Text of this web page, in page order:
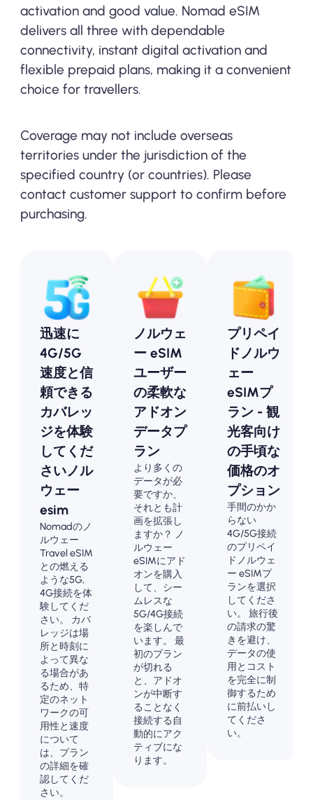
activation and good value. Nomad eSIM
delivers all three with dependable
connectivity, instant digital activation and
flexible prepaid plans, making it a convenient
choice for travellers.
Coverage may not include overseas
territories under the jurisdiction of the
specified country (or countries). Please
contact customer support to confirm before
purchasing.
迅速に
4G/5G
速度と信
頼できる
カバレッ
ジを体験
してくだ
さいノル
ウェー
esim
Nomadのノ
ルウェー
Travel eSIM
との燃える
ような5G,
4G接続を体
験してくだ
さい。 カバ
レッジは場
所と時刻に
よって異な
る場合があ
るため、特
定のネット
ワークの可
用性と速度
について
は、プラン
の詳細を確
認してくだ
さい。
ノルウェ
ー eSIM
ユーザー
の柔軟な
アドオン
データプ
ラン
より多くの
データが必
要ですか、
それとも計
画を拡張し
ますか？ ノ
ルウェー
eSIMにアド
オンを購入
して、シー
ムレスな
5G/4G接続
を楽しんで
います。 最
初のプラン
が切れる
と、アドオ
ンが中断す
ることなく
接続する自
動的にアク
ティブにな
ります。
プリペイ
ドノルウ
ェー
eSIMプ
ラン - 観
光客向け
の手頃な
価格のオ
プション
手間のかか
らない
4G/5G接続
のプリペイ
ドノルウェ
ー eSIMプ
ランを選択
してくださ
い。 旅行後
の請求の驚
きを避け、
データの使
用とコスト
を完全に制
御するため
に前払いし
てくださ
い。